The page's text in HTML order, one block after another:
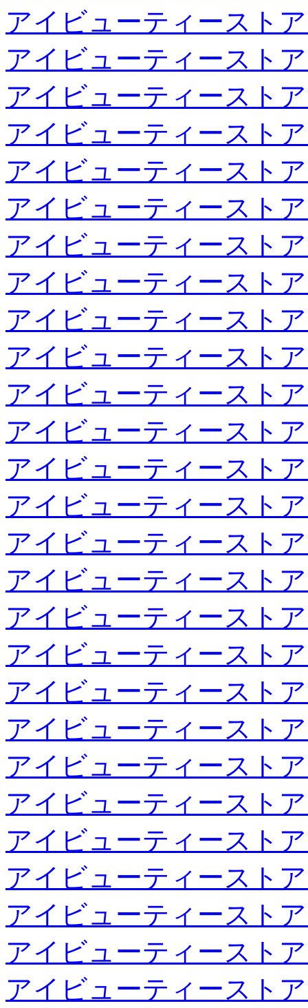
アイビューティースト
アイビューティースト
アイビューティースト
アイビューティースト
アイビューティースト
アイビューティースト
アイビューティースト
アイビューティースト
アイビューティースト
アイビューティースト
アイビューティースト
アイビューティースト
アイビューティースト
アイビューティースト
アイビューティースト
アイビューティースト
アイビューティースト
アイビューティースト
アイビューティースト
アイビューティースト
アイビューティースト
アイビューティースト
アイビューティースト
アイビューティースト
アイビューティースト
アイビューティースト
アイビューティースト